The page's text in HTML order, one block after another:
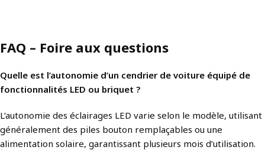
FAQ – Foire aux questions
Quelle est l’autonomie d’un cendrier de voiture équipé de
fonctionnalités LED ou briquet ?
L’autonomie des éclairages LED varie selon le modèle, utilisant
généralement des piles bouton remplaçables ou une
alimentation solaire, garantissant plusieurs mois d’utilisation.